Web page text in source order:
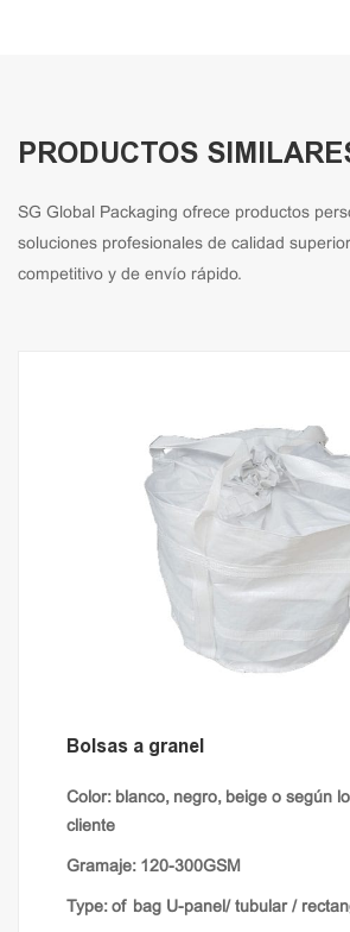
PRODUCTOS
SG Global Packaging ofrece productos
soluciones profesionales de calidad
competitivo y de envío rápido.
Bolsas a granel
Color: blanco, negro, beige o según
cliente
Gramaje: 120-300GSM
Type: of bag U-panel/ tubular /